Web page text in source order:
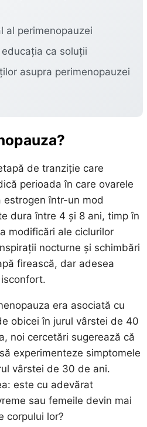
al perimenopauzei
ca soluții
asupra perimenopauzei
de tranziție care
perioada în care ovarele
într-un mod
dura între 4 și 8 ani, timp în
modificări ale ciclurilor
nocturne și schimbări
firească, dar adesea
era asociată cu
obicei în jurul vârstei de 40
noi cercetări sugerează că
experimenteze simptomele
vârstei de 30 de ani.
este cu adevărat
sau femeile devin mai
corpului lor?